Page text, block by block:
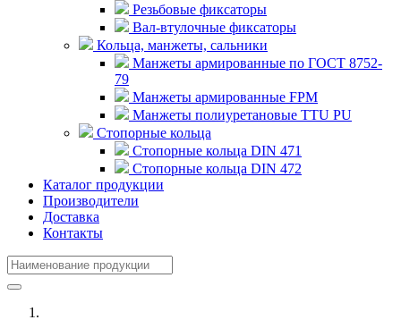
Резьбовые фиксаторы
Вал-втулочные фиксаторы
Кольца, манжеты, сальники
Манжеты армированные по ГОСТ 8752-
79
Манжеты армированные FPM
Манжеты полиуретановые TTU PU
Стопорные кольца
Стопорные кольца DIN 471
Стопорные кольца DIN 472
Каталог продукции
Производители
Доставка
Контакты